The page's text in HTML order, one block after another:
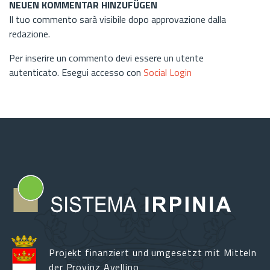
NEUEN KOMMENTAR HINZUFÜGEN
Il tuo commento sarà visibile dopo approvazione dalla
redazione.
Per inserire un commento devi essere un utente
autenticato. Esegui accesso con Social Login
Projekt finanziert und umgesetzt mit Mitteln
der Provinz Avellino